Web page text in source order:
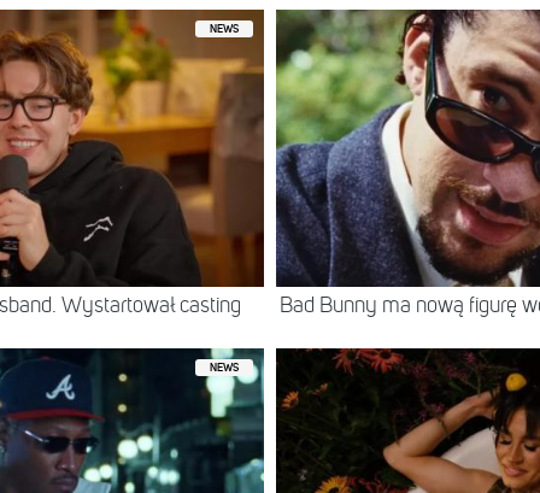
NEWS
Wystartował casting Bad Bunny ma nową figurę
NEWS